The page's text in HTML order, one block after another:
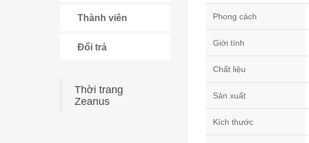
Thành viên
Đổi trả
Thời trang
Zeanus
Phong cách
Giới tính
Chất liệu
Sản xuất
Kích thước